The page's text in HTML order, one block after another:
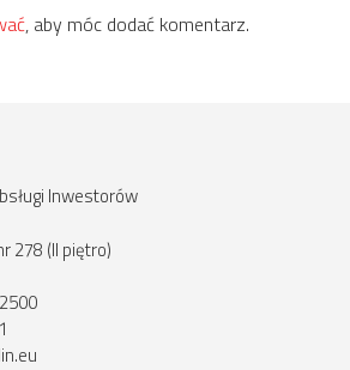
, aby móc dodać komentarz.
Inwestorów
278 (II piętro)